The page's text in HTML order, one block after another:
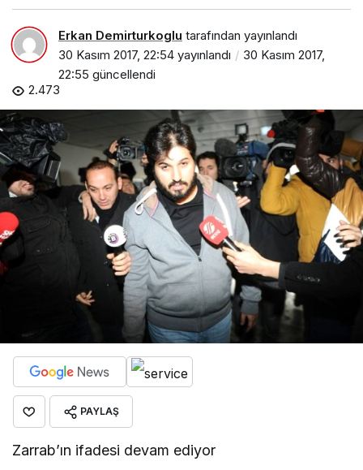
Erkan Demirturkoglu tarafından yayınlandı
30 Kasım 2017, 22:54 yayınlandı
30 Kasım 2017,
22:55 güncellendi
2.473
PAYLAŞ
Zarrab’ın ifadesi devam ediyor